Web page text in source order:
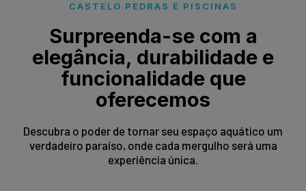
CASTELO PEDRAS E PISCINAS
Surpreenda-se com a
elegância, durabilidade e
funcionalidade que
oferecemos
Descubra o poder de tornar seu espaço aquático um
verdadeiro paraíso, onde cada mergulho será uma
experiência única.